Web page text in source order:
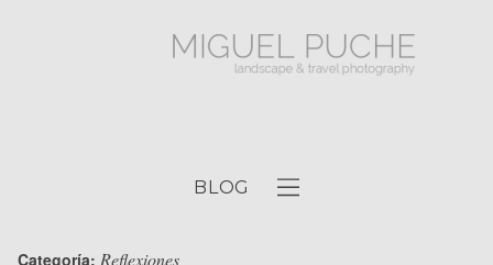
BLOG
Categoría: Reflexiones